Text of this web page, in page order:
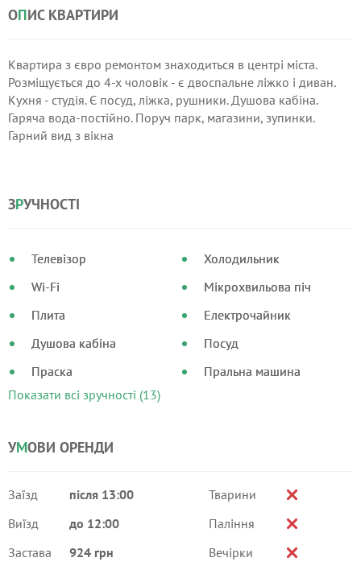
ОПИС КВАРТИРИ
Квартира з євро ремонтом знаходиться в центрі міста.
Розміщується до 4-х чоловік - є двоспальне ліжко і диван.
Кухня - студія. Є посуд, ліжка, рушники. Душова кабіна.
Гаряча вода-постійно. Поруч парк, магазини, зупинки.
Гарний вид з вікна
ЗРУЧНОСТІ
Телевізор
Wi-Fi
Плита
Душова кабіна
Праска
Холодильник
Мікрохвильова піч
Електрочайник
Посуд
Пральна машина
Показати всі зручності (13)
УМОВИ ОРЕНДИ
Заїзд
після 13:00
Виїзд
до 12:00
Застава
924 грн
Тварини
Паління
Вечірки